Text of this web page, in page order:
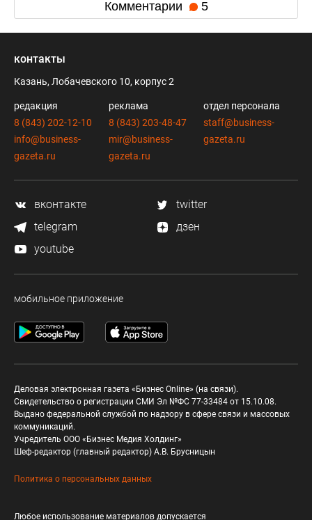
Комментарии 5
контакты
Казань, Лобачевского 10, корпус 2
редакция
8 (843) 202-12-10
info@business-
gazeta.ru
реклама
8 (843) 203-48-47
mir@business-
gazeta.ru
отдел персонала
staff@business-
gazeta.ru
вконтакте
twitter
telegram
дзен
youtube
мобильное приложение
Деловая электронная газета «Бизнес Online» (на связи).
Свидетельство о регистрации СМИ Эл №ФС 77-33484 от 15.10.08.
Выдано федеральной службой по надзору в сфере связи и массовых
коммуникаций.
Учредитель ООО «Бизнес Медия Холдинг»
Шеф-редактор (главный редактор) А.В. Брусницын
Политика о персональных данных
Любое использование материалов допускается